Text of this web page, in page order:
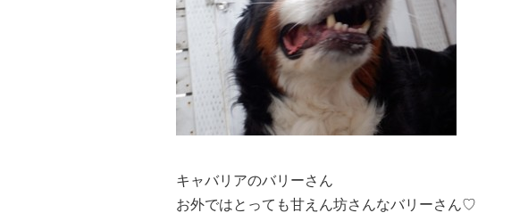
キャバリアのバリーさん
お外ではとっても甘えん坊さんなバリーさん♡